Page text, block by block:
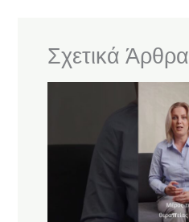
Σχετικά Άρθρα